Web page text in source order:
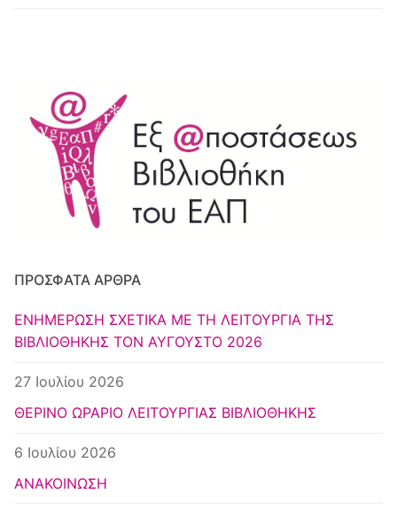
ΠΡΌΣΦΑΤΑ ΆΡΘΡΑ
ΕΝΗΜΕΡΩΣΗ ΣΧΕΤΙΚΑ ΜΕ ΤΗ ΛΕΙΤΟΥΡΓΙΑ ΤΗΣ
ΒΙΒΛΙΟΘΗΚΗΣ ΤΟΝ ΑΥΓΟΥΣΤΟ 2026
27 Ιουλίου 2026
ΘΕΡΙΝΟ ΩΡΑΡΙΟ ΛΕΙΤΟΥΡΓΙΑΣ ΒΙΒΛΙΟΘΗΚΗΣ
6 Ιουλίου 2026
ΑΝΑΚΟΙΝΩΣΗ